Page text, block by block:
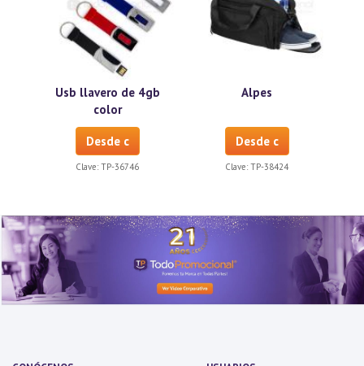
Usb llavero de 4gb
color
Desde c
Clave: TP-36746
Alpes
Desde c
Clave: TP-38424